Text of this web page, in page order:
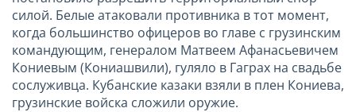
силой. Белые атаковали противника в тот момент,
когда большинство офицеров во главе с грузинским
командующим, генералом Матвеем Афанасьевичем
Кониевым (Кониашвили), гуляло в Гаграх на свадьбе
сослуживца. Кубанские казаки взяли в плен Кониева,
грузинские войска сложили оружие.